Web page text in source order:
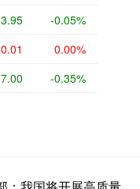
-0.05%
0.00%
-0.35%